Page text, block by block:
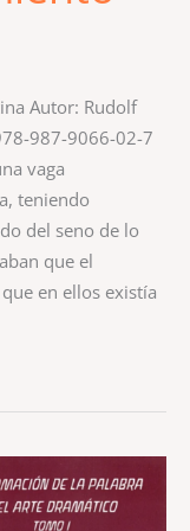
Autor: Rudolf
987-9066-02-7
vaga
teniendo
del seno de lo
que el
en ellos existía